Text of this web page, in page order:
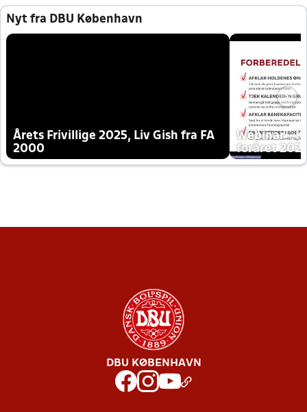
Nyt fra DBU København
Årets Frivillige 2025, Liv Gish fra FA
2000
Webinar -
foråret
DBU KØBENHAVN